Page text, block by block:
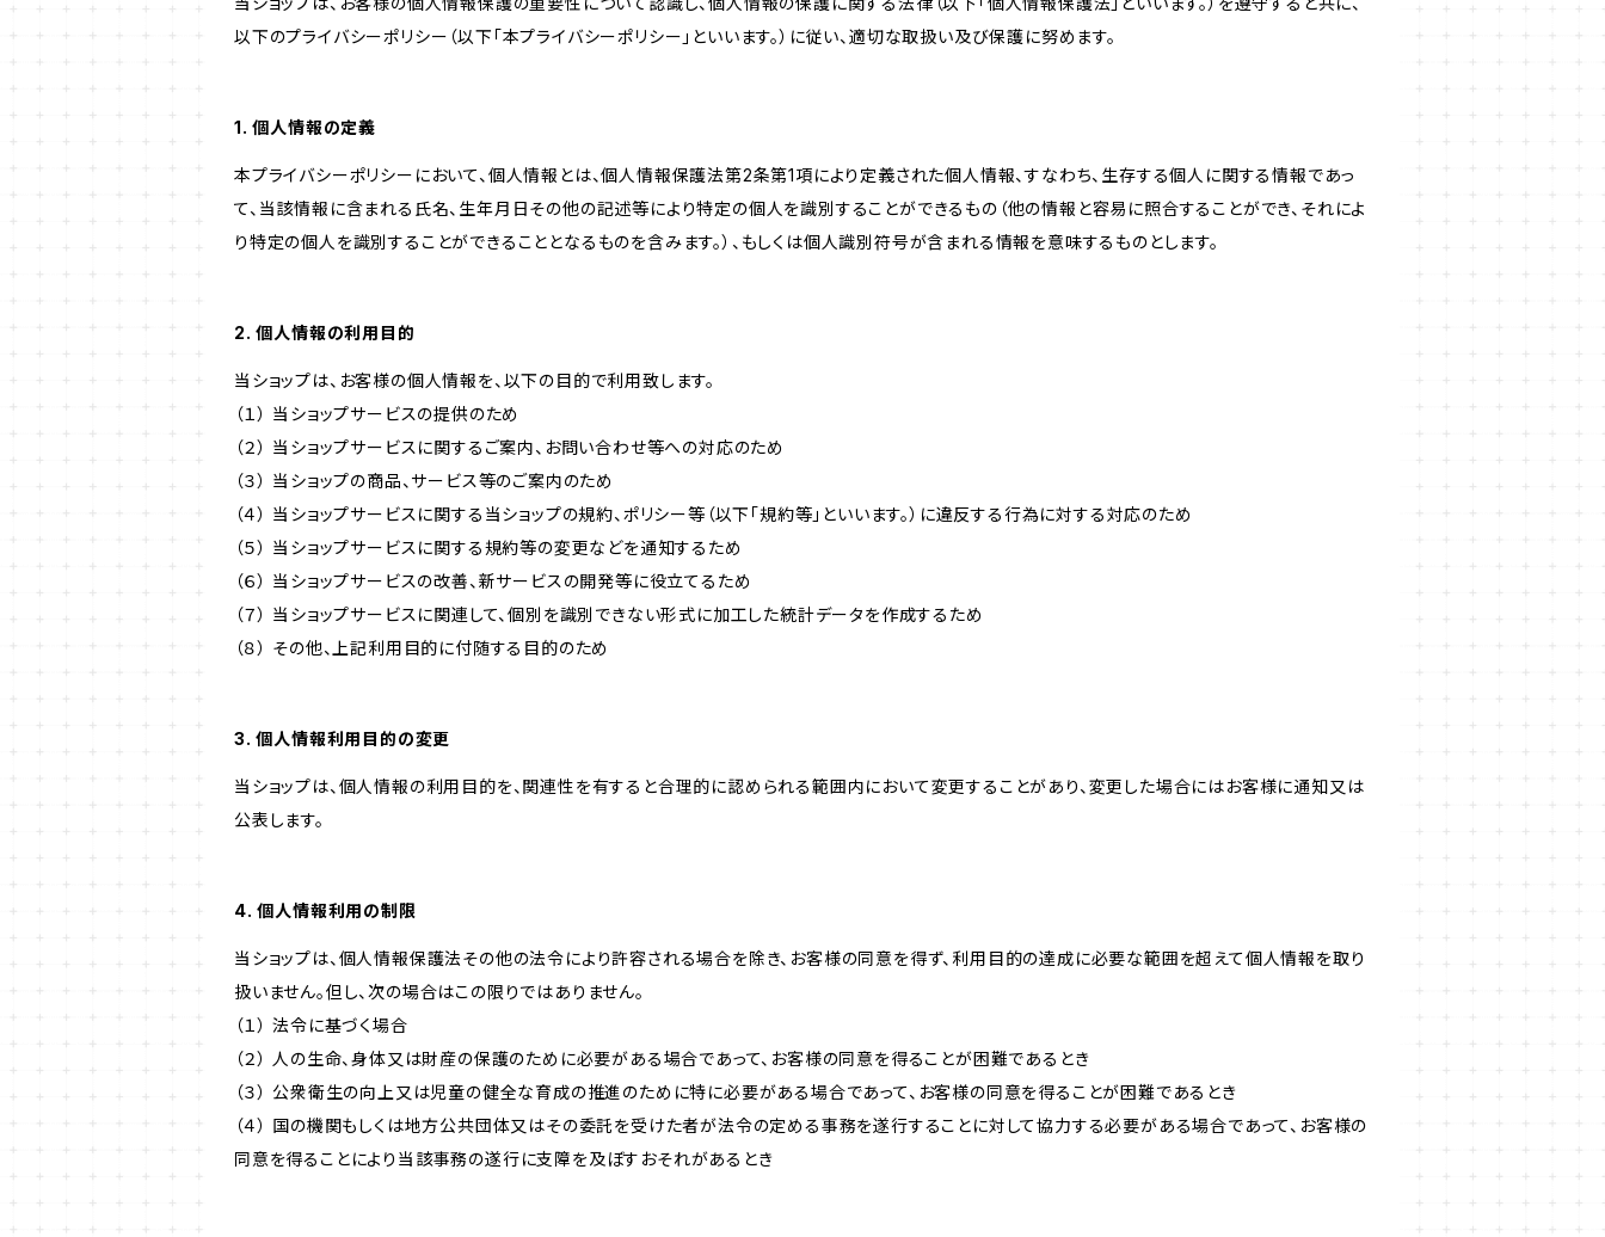
以下のプライバシーポリシー（以下「本プライバシーポリシー」といいます。）に従い、適切な取扱い及び保護に努めます。
1. 個人情報の定義
本プライバシーポリシーにおいて、個人情報とは、個人情報保護法第2条第1項により定義された個人情報、すなわち、生存する個人に関する情報であっ
て、当該情報に含まれる氏名、生年月日その他の記述等により特定の個人を識別することができるもの（他の情報と容易に照合することができ、それによ
り特定の個人を識別することができることとなるものを含みます。）、もしくは個人識別符号が含まれる情報を意味するものとします。
2. 個人情報の利用目的
当ショップは、お客様の個人情報を、以下の目的で利用致します。
（１） 当ショップサービスの提供のため
（２） 当ショップサービスに関するご案内、お問い合わせ等への対応のため
（３） 当ショップの商品、サービス等のご案内のため
（４） 当ショップサービスに関する当ショップの規約、ポリシー等（以下「規約等」といいます。）に違反する行為に対する対応のため
（５） 当ショップサービスに関する規約等の変更などを通知するため
（６） 当ショップサービスの改善、新サービスの開発等に役立てるため
（７） 当ショップサービスに関連して、個別を識別できない形式に加工した統計データを作成するため
（８） その他、上記利用目的に付随する目的のため
3. 個人情報利用目的の変更
当ショップは、個人情報の利用目的を、関連性を有すると合理的に認められる範囲内において変更することがあり、変更した場合にはお客様に通知又は
公表します。
4. 個人情報利用の制限
当ショップは、個人情報保護法その他の法令により許容される場合を除き、お客様の同意を得ず、利用目的の達成に必要な範囲を超えて個人情報を取り
扱いません。但し、次の場合はこの限りではありません。
（１） 法令に基づく場合
（２） 人の生命、身体又は財産の保護のために必要がある場合であって、お客様の同意を得ることが困難であるとき
（３） 公衆衛生の向上又は児童の健全な育成の推進のために特に必要がある場合であって、お客様の同意を得ることが困難であるとき
（４） 国の機関もしくは地方公共団体又はその委託を受けた者が法令の定める事務を遂行することに対して協力する必要がある場合であって、お客様の
同意を得ることにより当該事務の遂行に支障を及ぼすおそれがあるとき